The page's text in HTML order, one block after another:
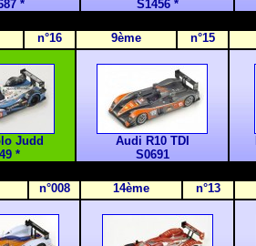
*
S1456 *
n°16 9ème n°15
Judd
*
Audi R10 TDI
S0691
n°008 14ème n°13